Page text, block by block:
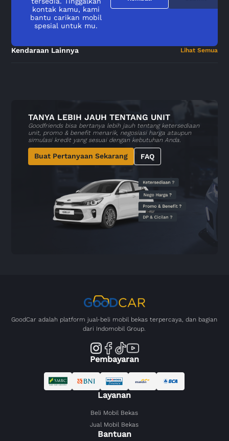
kontak kamu, kami
bantu carikan mobil
spesial untuk mu.
Kendaraan Lainnya Lihat Semua
TANYA LEBIH JAUH TENTANG UNIT
Goodfriends bisa bertanya lebih jauh tentang ketersediaan
unit, promo & benefit menarik, negosiasi harga ataupun
simulasi kredit yang sesuai dengan kebutuhan Anda.
Buat Pertanyaan Sekarang FAQ
GoodCar adalah platform jual-beli mobil bekas terpercaya, dan bagian
dari Indomobil Group.
Pembayaran
Layanan
Beli Mobil Bekas
Jual Mobil Bekas
Bantuan